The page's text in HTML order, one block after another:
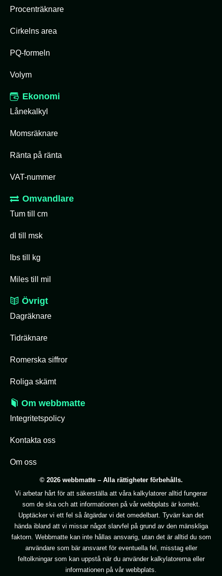
Procenträknare
Cirkelns area
PQ-formeln
Volym
Ekonomi
Lånekalkyl
Momsräknare
Ränta på ränta
VAT-nummer
Omvandlare
Tum till cm
dl till msk
lbs till kg
Miles till mil
Övrigt
Dagräknare
Tidräknare
Romerska siffror
Roliga skämt
Om webbmatte
Integritetspolicy
Kontakta oss
Om oss
© 2026 webbmatte – Alla rättigheter förbehålls.
Vi arbetar hårt för att säkerställa att våra kalkylatorer alltid fungerar
som de ska och att informationen på vår webbplats är korrekt.
Upptäcker vi ett fel så åtgärdar vi det omedelbart. Tyvärr kan det
hända ibland att vi missar något slarvfel på grund av den mänskliga
faktorn. Webbmatte kan inte hållas ansvarig, utan det är alltid du som
användare som bär ansvaret för eventuella fel, misstag eller
feltolkningar som kan uppstå när du använder kalkylatorerna eller
informationen på vår webbplats.